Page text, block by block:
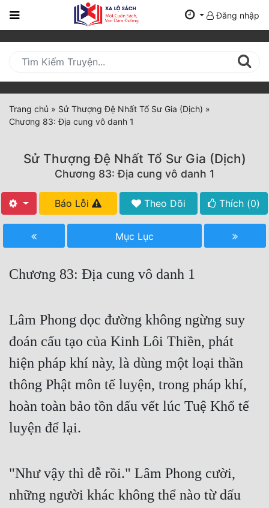
Trang
Mới
Cập
Nhật
(current)
Thể Loại
Tất Cả
Hoàn Thành
Truyện Convert
Truyện Dịch
Truyện Nhập Môn
Truyện ngắn
Xa Lộ Dịch
Cung Đấu
Cạnh Kỹ
Đăng nhập
Trang chủ » Sử Thượng Đệ Nhất Tổ Sư Gia (Dịch) »
Chương 83: Địa cung vô danh 1
Sử Thượng Đệ Nhất Tổ Sư Gia (Dịch)
Chương 83: Địa cung vô danh 1
Báo Lỗi Theo Dõi Thích (0)
Mục Lục
Chương 83: Địa cung vô danh 1
Lâm Phong dọc đường không ngừng suy
đoán cấu tạo của Kinh Lôi Thiền, phát
hiện pháp khí này, là dùng một loại thần
thông Phật môn tế luyện, trong pháp khí,
hoàn toàn bảo tồn dấu vết lúc Tuệ Khổ tế
luyện để lại.
"Như vậy thì dễ rồi." Lâm Phong cười,
những người khác không thể nào từ dấu